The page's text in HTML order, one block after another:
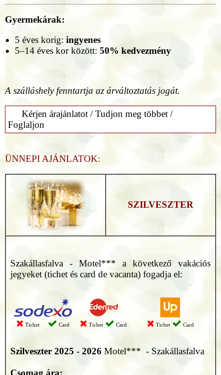
Gyermekárak:
5 éves korig: ingyenes
5–14 éves kor között: 50% kedvezmény
A szálláshely fenntartja az árváltoztatás jogát.
Kérjen árajánlatot / Tudjon meg többet /
Foglaljon
ÜNNEPI AJÁNLATOK:
SZILVESZTER
Szakállasfalva - Motel*** a következő vakációs
jegyeket (tichet és card de vacanta) fogadja el:
Tichet Card Tichet Card Tichet Card
Szilveszter 2025 - 2026 Motel*** - Szakállasfalva
Csomag ára: